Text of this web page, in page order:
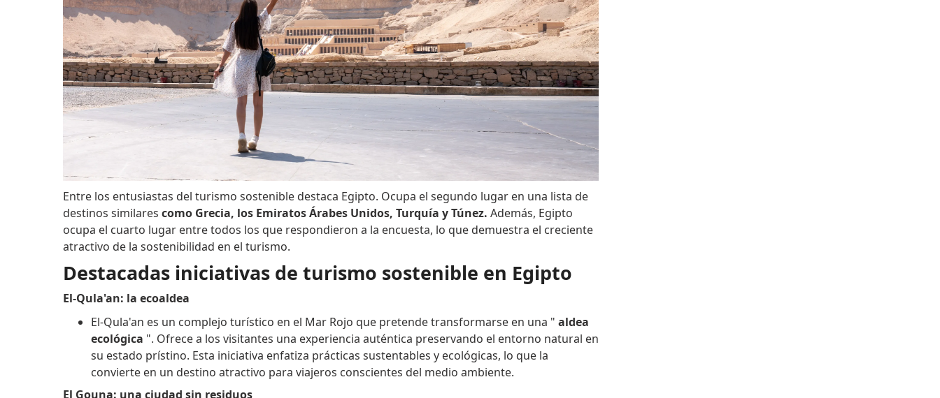
Entre los entusiastas del turismo sostenible destaca Egipto. Ocupa el segundo lugar en una lista de
destinos similares como Grecia, los Emiratos Árabes Unidos, Turquía y Túnez. Además, Egipto
ocupa el cuarto lugar entre todos los que respondieron a la encuesta, lo que demuestra el creciente
atractivo de la sostenibilidad en el turismo.
Destacadas iniciativas de turismo sostenible en Egipto
El-Qula'an: la ecoaldea
El-Qula'an es un complejo turístico en el Mar Rojo que pretende transformarse en una " aldea
ecológica ". Ofrece a los visitantes una experiencia auténtica preservando el entorno natural en
su estado prístino. Esta iniciativa enfatiza prácticas sustentables y ecológicas, lo que la
convierte en un destino atractivo para viajeros conscientes del medio ambiente.
El Gouna: una ciudad sin residuos